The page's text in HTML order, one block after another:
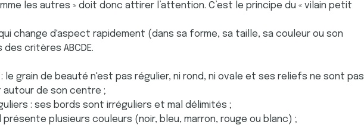
les autres » doit donc attirer l’attention. C’est le principe du « vilain petit
change d'aspect rapidement (dans sa forme, sa taille, sa couleur ou son
critères ABCDE.
: le grain de beauté n'est pas régulier, ni rond, ni ovale et ses reliefs ne sont pas
de son centre ;
: ses bords sont irréguliers et mal délimités ;
présente plusieurs couleurs (noir, bleu, marron, rouge ou blanc) ;